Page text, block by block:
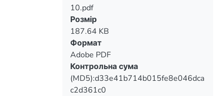
Вантажиться...
10.pdf
Розмір
187.64 KB
Формат
Adobe PDF
Контрольна сума
(MD5):d33e41b714b015fe8e046dca
c2d361c0